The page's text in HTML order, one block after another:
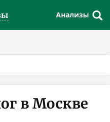
Анализы
в Москве